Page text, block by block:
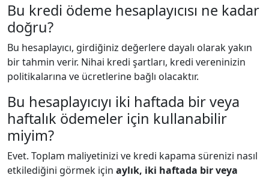
Bu kredi ödeme hesaplayıcısı ne kadar
doğru?
Bu hesaplayıcı, girdiğiniz değerlere dayalı olarak yakın
bir tahmin verir. Nihai kredi şartları, kredi vereninizin
politikalarına ve ücretlerine bağlı olacaktır.
Bu hesaplayıcıyı iki haftada bir veya
haftalık ödemeler için kullanabilir
miyim?
Evet. Toplam maliyetinizi ve kredi kapama sürenizi nasıl
etkilediğini görmek için aylık, iki haftada bir veya